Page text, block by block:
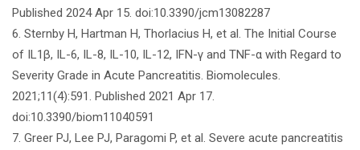
Published 2024 Apr 15. doi:10.3390/jcm13082287
6. Sternby H, Hartman H, Thorlacius H, et al. The Initial Course
of IL1β, IL-6, IL-8, IL-10, IL-12, IFN-γ and TNF-α with Regard to
Severity Grade in Acute Pancreatitis. Biomolecules.
2021;11(4):591. Published 2021 Apr 17.
doi:10.3390/biom11040591
7. Greer PJ, Lee PJ, Paragomi P, et al. Severe acute pancreatitis